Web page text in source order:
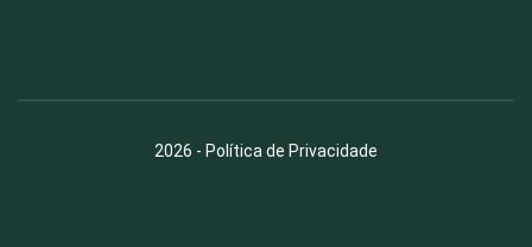
2026 - Política de Privacidade